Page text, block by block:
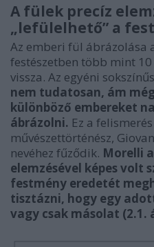
A fülek precíz
„lefülelhető” a
Az emberi fül ábrázolása
festészetben több mint
vissza. Az egyéni
nem tudatosan, ám
különböző embereket
ábrázolni. Ez a
művészettörténész,
nevéhez fűződik. Morelli
elemzésével képes volt
festmény eredetét
tisztázni, hogy egy
vagy csak másolat (2.1.